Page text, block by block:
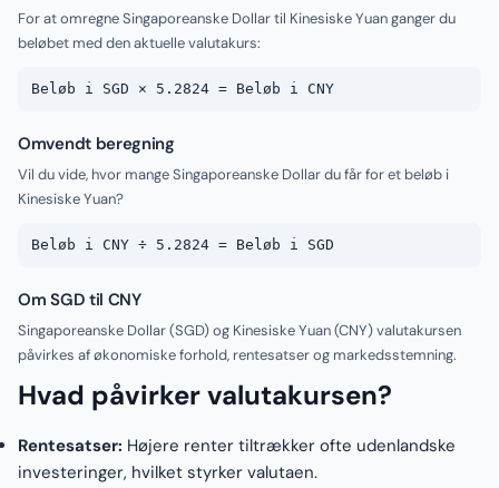
For at omregne Singaporeanske Dollar til Kinesiske Yuan ganger du
beløbet med den aktuelle valutakurs:
Beløb i SGD × 5.2824 = Beløb i CNY
Omvendt beregning
Vil du vide, hvor mange Singaporeanske Dollar du får for et beløb i
Kinesiske Yuan?
Beløb i CNY ÷ 5.2824 = Beløb i SGD
Om SGD til CNY
Singaporeanske Dollar (SGD) og Kinesiske Yuan (CNY) valutakursen
påvirkes af økonomiske forhold, rentesatser og markedsstemning.
Hvad påvirker valutakursen?
Rentesatser: Højere renter tiltrækker ofte udenlandske
investeringer, hvilket styrker valutaen.